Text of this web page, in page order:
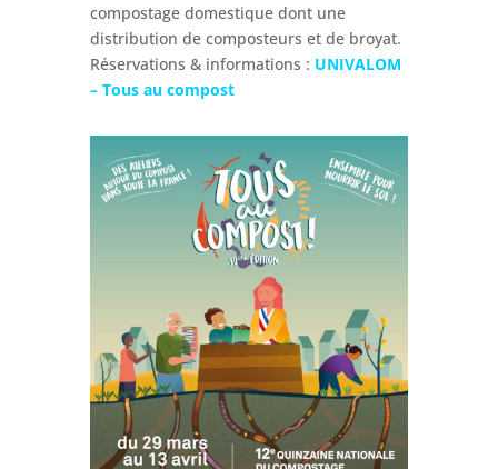
compostage domestique dont une
distribution de composteurs et de broyat.
Réservations & informations : UNIVALOM
– Tous au compost